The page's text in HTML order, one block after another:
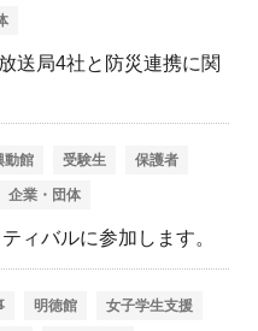
送局4社と防災連携に関
動館 受験生 保護者
企業・団体
ィバルに参加します。
明徳館 女子学生支援